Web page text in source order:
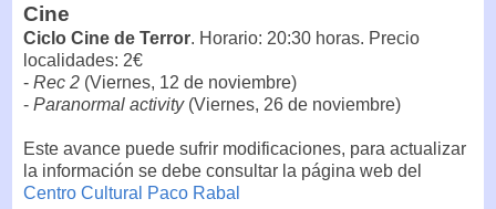
Cine
Ciclo Cine de Terror. Horario: 20:30 horas. Precio
localidades: 2€
- Rec 2 (Viernes, 12 de noviembre)
- Paranormal activity(Viernes, 26 de noviembre)
Este avance puede sufrir modificaciones, para actualizar
la información se debe consultar la página web del
Centro Cultural Paco Rabal